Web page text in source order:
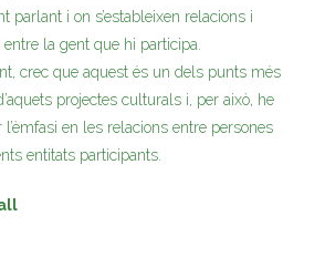
parlant i on s’estableixen relacions i
la gent que hi participa.
crec que aquest és un dels punts més
projectes culturals i, per això, he
en les relacions entre persones
entitats participants.